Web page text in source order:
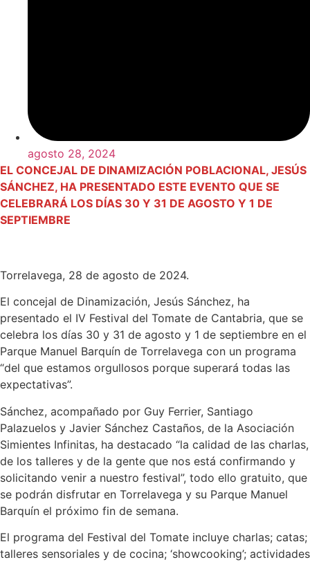
agosto 28, 2024
EL CONCEJAL DE DINAMIZACIÓN POBLACIONAL, JESÚS
SÁNCHEZ, HA PRESENTADO ESTE EVENTO QUE SE
CELEBRARÁ LOS DÍAS 30 Y 31 DE AGOSTO Y 1 DE
SEPTIEMBRE
Torrelavega, 28 de agosto de 2024.
El concejal de Dinamización, Jesús Sánchez, ha
presentado el IV Festival del Tomate de Cantabria, que se
celebra los días 30 y 31 de agosto y 1 de septiembre en el
Parque Manuel Barquín de Torrelavega con un programa
“del que estamos orgullosos porque superará todas las
expectativas”.
Sánchez, acompañado por Guy Ferrier, Santiago
Palazuelos y Javier Sánchez Castaños, de la Asociación
Simientes Infinitas, ha destacado “la calidad de las charlas,
de los talleres y de la gente que nos está confirmando y
solicitando venir a nuestro festival”, todo ello gratuito, que
se podrán disfrutar en Torrelavega y su Parque Manuel
Barquín el próximo fin de semana.
El programa del Festival del Tomate incluye charlas; catas;
talleres sensoriales y de cocina; ‘showcooking’; actividades